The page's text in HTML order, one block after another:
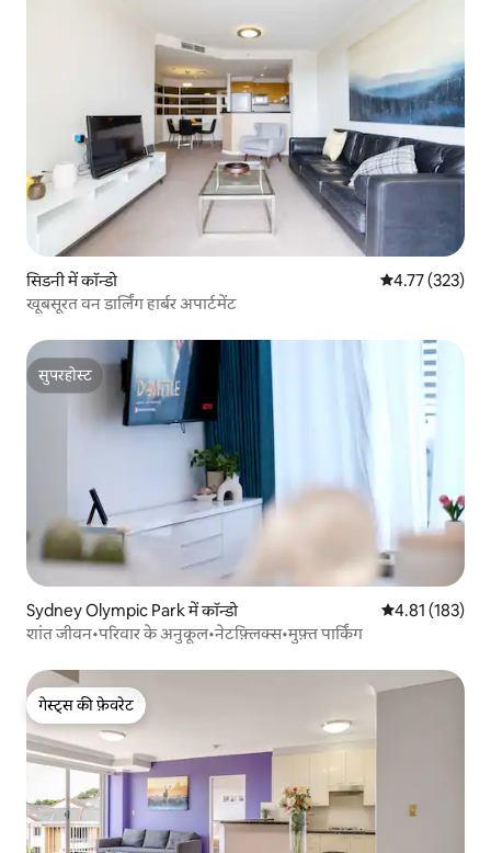
सिडनी में कॉन्डो औसत रेटिंग 5 में से
4.77 (323)
खूबसूरत वन डार्लिंग हार्बर अपार्टमेंट
सुपरहोस्ट
सुपरहोस्ट
Sydney Olympic Park में कॉन्डो औसत रेटिंग 5 में से
4.81 (183)
शांत जीवन•परिवार के अनुकूल•नेटफ़्लिक्स•मुफ़्त पार्किंग
गेस्ट्स की फ़ेवरेट
गेस्ट्स की फ़ेवरेट